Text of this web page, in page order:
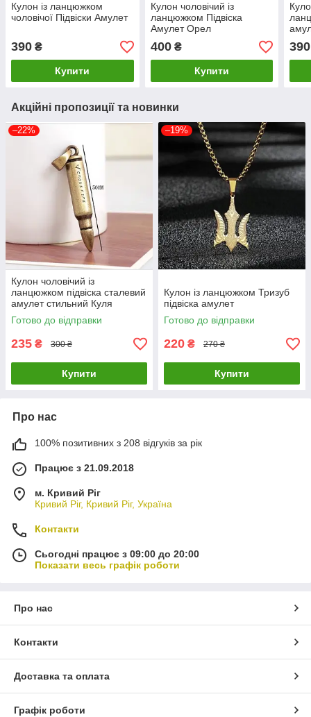
Кулон із ланцюжком
чоловічої Підвіски Амулет
390 ₴
Купити
Кулон чоловічий із
ланцюжком Підвіска
Амулет Орел
400₴
Купити
390
Акційні пропозиції та новинки
–22%
Кулон чоловічий із
ланцюжком підвіска сталевий
амулет стильний Куля
Готово до відправки
235 ₴ 300 ₴
Купити
–19%
Кулон із ланцюжком Тризуб
підвіска амулет
Готово до відправки
220 ₴ 270 ₴
Купити
Про нас
100% позитивних з 208 відгуків за рік
Працює з 21.09.2018
м. Кривий Ріг
Кривий Ріг, Кривий Ріг, Україна
Контакти
Сьогодні працює з 09:00 до 20:00
Показати весь графік роботи
Про нас
Контакти
Доставка та оплата
Графік роботи